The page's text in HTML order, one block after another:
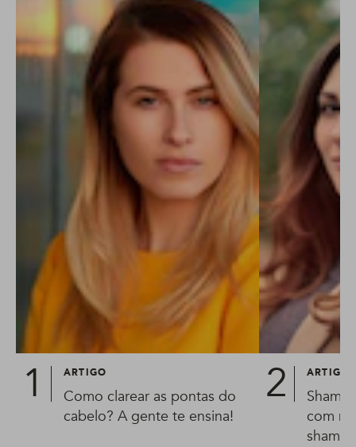
ARTIGO
Como clarear as pontas do
cabelo? A gente te ensina!
ARTIGO
com